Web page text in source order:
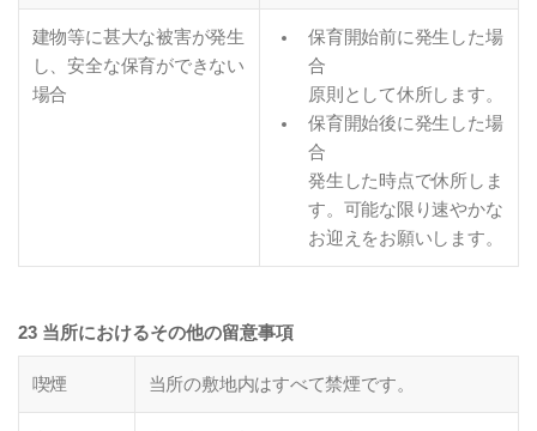
建物等に甚大な被害が発生
し、安全な保育ができない
場合
保育開始前に発生した場
合
原則として休所します。
保育開始後に発生した場
合
発生した時点で休所しま
す。可能な限り速やかな
お迎えをお願いします。
23 当所におけるその他の留意事項
喫煙 当所の敷地内はすべて禁煙です。